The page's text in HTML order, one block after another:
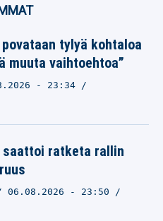
tylyä kohtaloa
muuta vaihtoehtoa”
- 23:34
saattoi ratketa rallin
06.08.2026 - 23:50